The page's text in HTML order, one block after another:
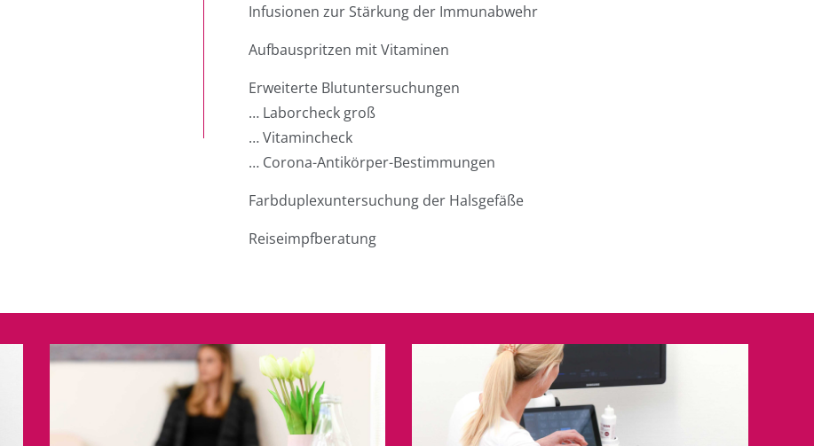
Infusionen zur Stärkung der Immunabwehr
Aufbauspritzen mit Vitaminen
Erweiterte Blutuntersuchungen
… Laborcheck groß
… Vitamincheck
… Corona-Antikörper-Bestimmungen
Farbduplexuntersuchung der Halsgefäße
Reiseimpfberatung